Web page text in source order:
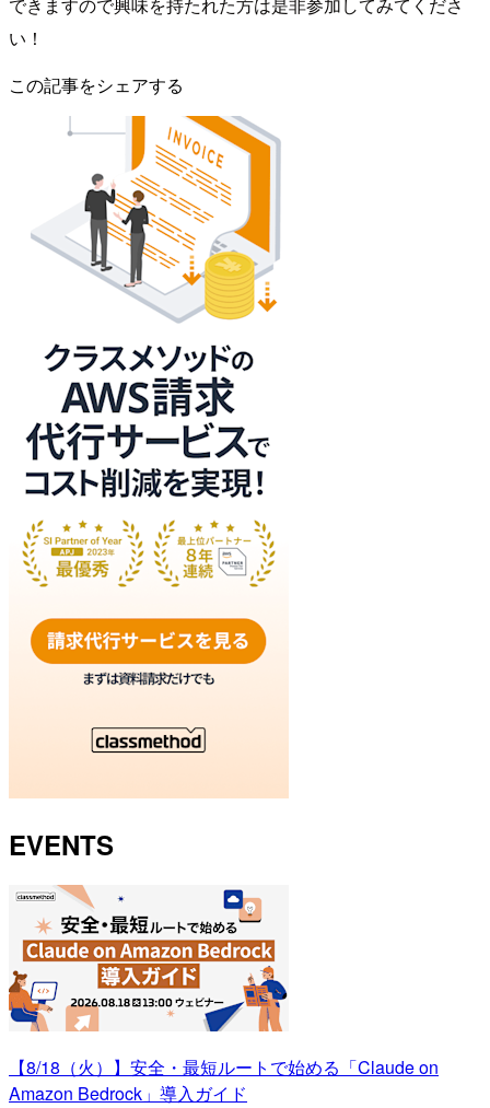
できますので興味を持たれた方は是非参加してみてくださ
い！
この記事をシェアする
EVENTS
【8/18（火）】安全・最短ルートで始める「Claude on
Amazon Bedrock」導入ガイド